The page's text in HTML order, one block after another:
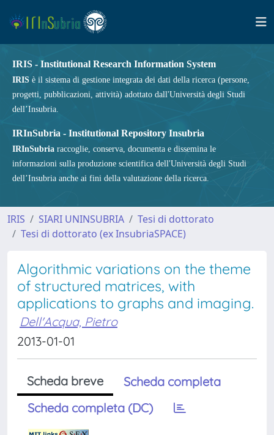
IRIS - Institutional Research Information System
IRIS è il sistema di gestione integrata dei dati della ricerca (persone,
progetti, pubblicazioni, attività) adottato dall'Università degli Studi
dell’Insubria.
IRInSubria - Institutional Repository Insubria
IRInSubria raccoglie, conserva, documenta e dissemina le
informazioni sulla produzione scientifica dell'Università degli Studi
dell’Insubria anche ai fini della valutazione della ricerca.
IRIS SIARI UNINSUBRIA
Tesi di dottorato
Tesi di dottorato (ex InsubriaSPACE)
Algorithmic variations on the theme
of structured matrices, with
applications to graphs and imaging.
Dell'Acqua, Pietro
2013-01-01
Scheda breve
Scheda completa
Scheda completa (DC)